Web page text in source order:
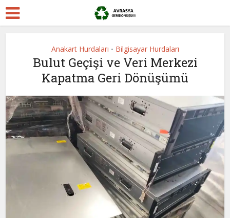
Anakart Hurdaları • Bilgisayar Hurdaları
Bulut Geçişi ve Veri Merkezi
Kapatma Geri Dönüşümü